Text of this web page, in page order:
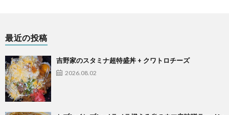
最近の投稿
吉野家のスタミナ超特盛丼 + クワトロチーズ
2026.08.02